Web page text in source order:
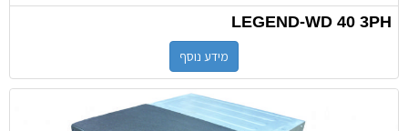
LEGEND-WD 40 3PH
מידע נוסף